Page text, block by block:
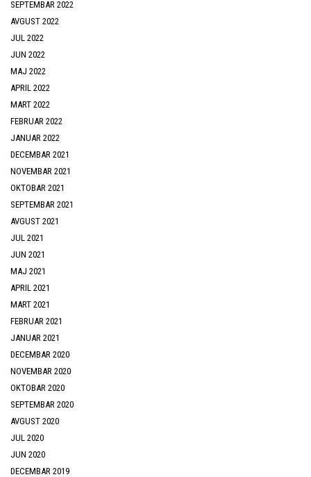
SEPTEMBAR 2022
AVGUST 2022
JUL 2022
JUN 2022
MAJ 2022
APRIL 2022
MART 2022
FEBRUAR 2022
JANUAR 2022
DECEMBAR 2021
NOVEMBAR 2021
OKTOBAR 2021
SEPTEMBAR 2021
AVGUST 2021
JUL 2021
JUN 2021
MAJ 2021
APRIL 2021
MART 2021
FEBRUAR 2021
JANUAR 2021
DECEMBAR 2020
NOVEMBAR 2020
OKTOBAR 2020
SEPTEMBAR 2020
AVGUST 2020
JUL 2020
JUN 2020
DECEMBAR 2019